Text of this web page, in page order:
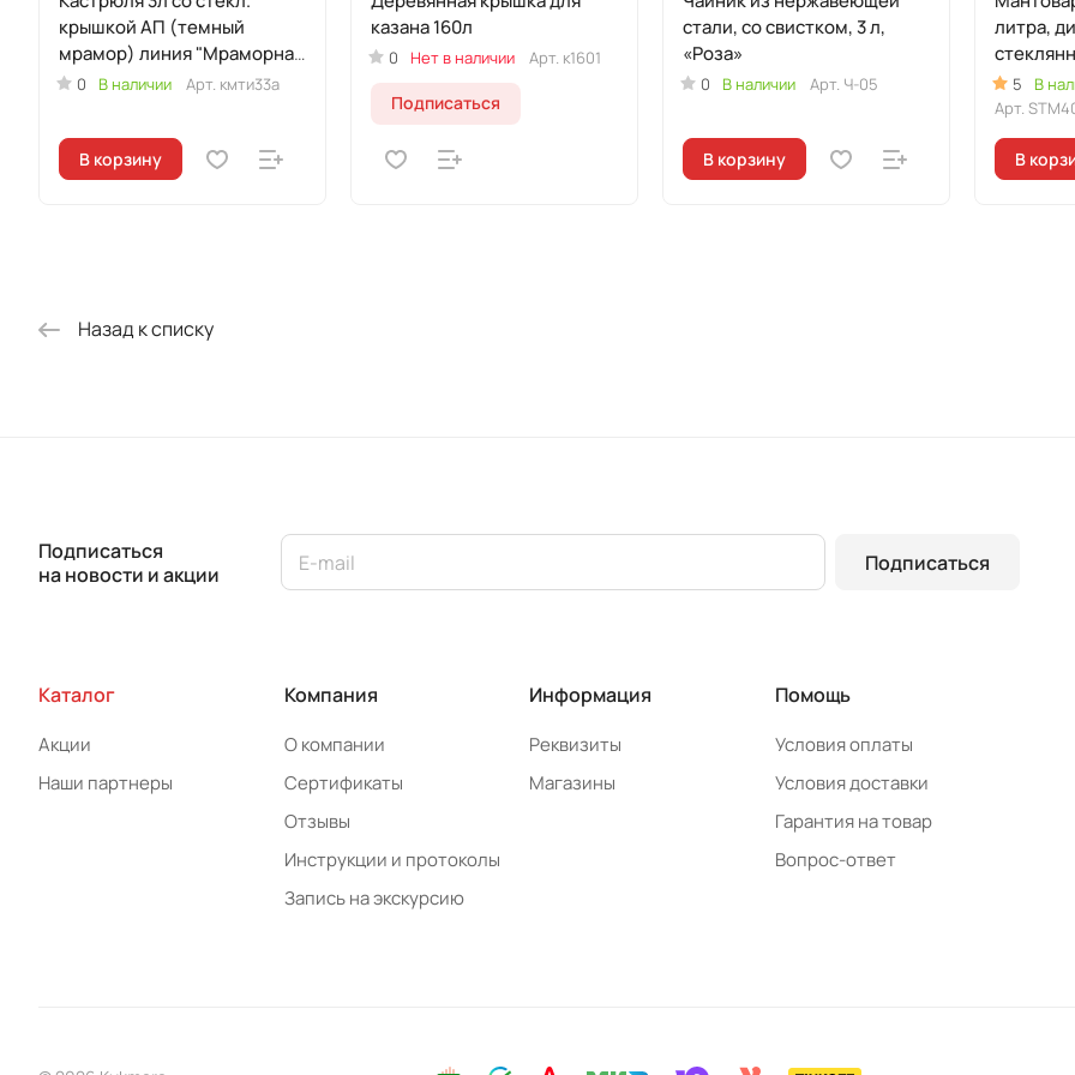
крышкой АП (темный
мрамор) линия "Мраморная
Индукционная"
0 В наличии Арт. кмти33а
В корзину
казана 160л
0 Нет в наличии Арт. к1601
Подписаться
стали, со свистком, 3 л,
«Роза»
0 В наличии Арт. Ч-05
В корзину
литра,
5
В
Арт.
В
Назад к списку
Подписаться
на новости и акции
Подписаться
Каталог
Акции
Наши партнеры
Компания
О компании
Сертификаты
Отзывы
Инструкции и протоколы
Запись на экскурсию
Информация
Реквизиты
Магазины
Помощь
Условия оплаты
Условия доставки
Гарантия на товар
Вопрос-ответ